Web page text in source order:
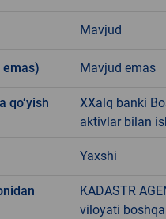
Mavjud
emas) Mavjud emas
qo‘yish
XXalq banki
aktivlar bilan
Yaxshi
KADASTR
viloyati